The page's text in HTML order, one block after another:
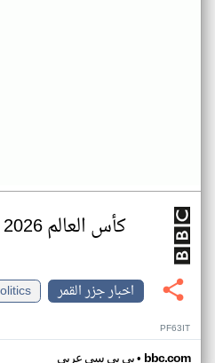
كأس العالم 2026
اخبار جزر القمر
PF63IT
بي بي سي عربي bbc.com